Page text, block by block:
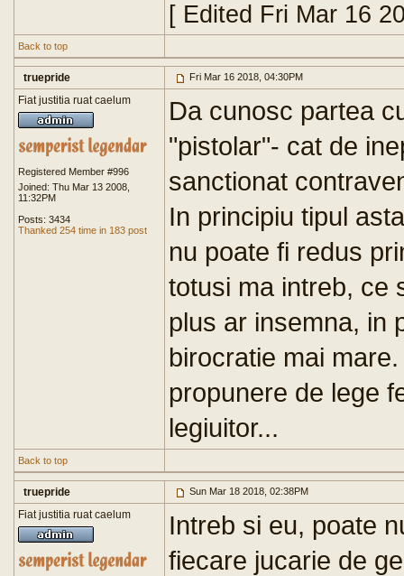
[ Edited Fri Mar 16
Back to top
truepride Fri Mar 16 2018, 04:30PM
Fiat justitia ruat caelum
Registered Member #996
Joined: Thu Mar 13 2008,
11:32PM
Posts: 3434
Thanked 254 time in 183 post
Da cunosc partea
"pistolar"- cat de
sanctionat
In principiu tipul
nu poate fi redus
totusi ma intreb, ce
plus ar insemna, in
birocratie mai
propunere de lege
legiuitor...
Back to top
truepride Sun Mar 18 2018, 02:38PM
Fiat justitia ruat caelum
Intreb si eu, poate
fiecare jucarie de